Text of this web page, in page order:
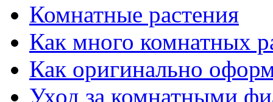
Комнатные растения
Как много комнатных
Как оригинально
Уход за комнатными